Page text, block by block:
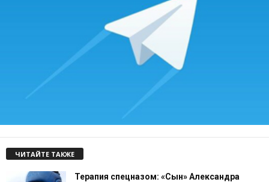
ЧИТАЙТЕ ТАКЖЕ
Терапия спецназом: «Сын» Александра